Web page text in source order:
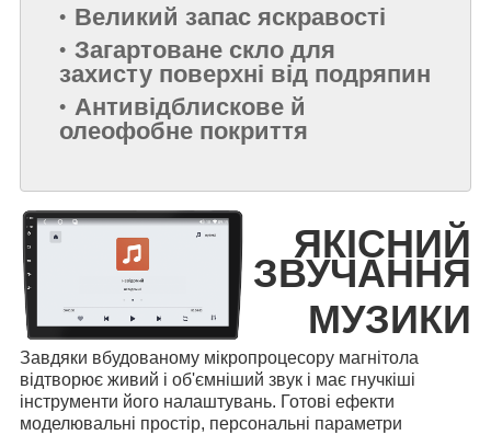
Великий запас яскравості
Загартоване скло для
захисту поверхні від подряпин
Антивідблискове й
олеофобне покриття
ЯКІСНИЙ
ЗВУЧАННЯ
МУЗИКИ
Завдяки вбудованому мікропроцесору магнітола
відтворює живий і об'ємніший звук і має гнучкіші
інструменти його налаштувань. Готові ефекти
моделювальні простір, персональні параметри